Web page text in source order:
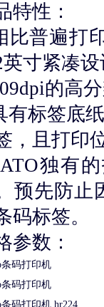
特性：
比普遍打
寸紧凑
的高
有标签底
，且打印
独有
预先防止
码标签。
参数：